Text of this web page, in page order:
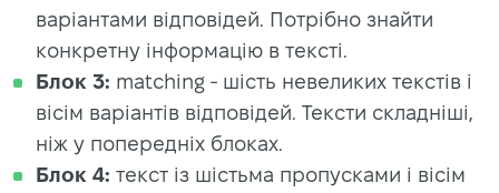
варіантами відповідей. Потрібно знайти
конкретну інформацію в тексті.
Блок 3: matching - шість невеликих текстів і
вісім варіантів відповідей. Тексти складніші,
ніж у попередніх блоках.
Блок 4: текст із шістьма пропусками і вісім